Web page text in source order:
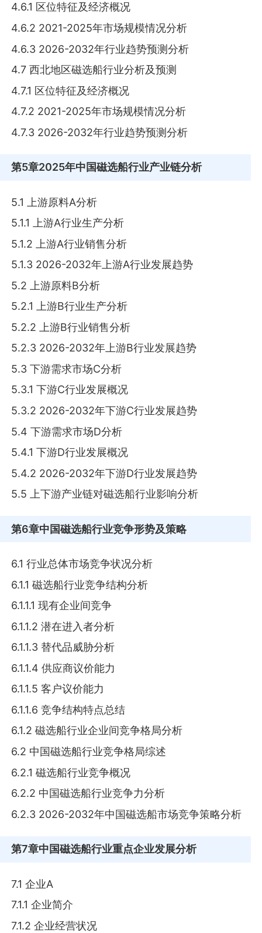
4.6.1 区位特征及经济概况
4.6.2 2021-2025年市场规模情况分析
4.6.3 2026-2032年行业趋势预测分析
4.7 西北地区磁选船行业分析及预测
4.7.1 区位特征及经济概况
4.7.2 2021-2025年市场规模情况分析
4.7.3 2026-2032年行业趋势预测分析
第5章2025年中国磁选船行业产业链分析
5.1 上游原料A分析
5.1.1 上游A行业生产分析
5.1.2 上游A行业销售分析
5.1.3 2026-2032年上游A行业发展趋势
5.2 上游原料B分析
5.2.1 上游B行业生产分析
5.2.2 上游B行业销售分析
5.2.3 2026-2032年上游B行业发展趋势
5.3 下游需求市场C分析
5.3.1 下游C行业发展概况
5.3.2 2026-2032年下游C行业发展趋势
5.4 下游需求市场D分析
5.4.1 下游D行业发展概况
5.4.2 2026-2032年下游D行业发展趋势
5.5 上下游产业链对磁选船行业影响分析
第6章中国磁选船行业竞争形势及策略
6.1 行业总体市场竞争状况分析
6.1.1 磁选船行业竞争结构分析
6.1.1.1 现有企业间竞争
6.1.1.2 潜在进入者分析
6.1.1.3 替代品威胁分析
6.1.1.4 供应商议价能力
6.1.1.5 客户议价能力
6.1.1.6 竞争结构特点总结
6.1.2 磁选船行业企业间竞争格局分析
6.2 中国磁选船行业竞争格局综述
6.2.1 磁选船行业竞争概况
6.2.2 中国磁选船行业竞争力分析
6.2.3 2026-2032年中国磁选船市场竞争策略分析
第7章中国磁选船行业重点企业发展分析
7.1 企业A
7.1.1 企业简介
7.1.2 企业经营状况